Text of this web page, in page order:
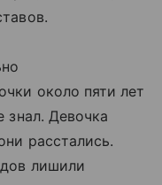
около пяти лет
знал. Девочка
расстались.
лишили